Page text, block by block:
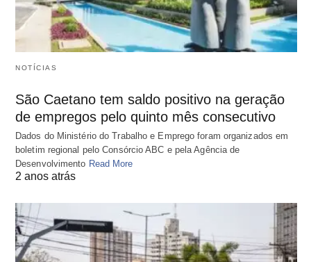
NOTÍCIAS
São Caetano tem saldo positivo na geração
de empregos pelo quinto mês consecutivo
Dados do Ministério do Trabalho e Emprego foram organizados em
boletim regional pelo Consórcio ABC e pela Agência de
Desenvolvimento Read More
2 anos atrás